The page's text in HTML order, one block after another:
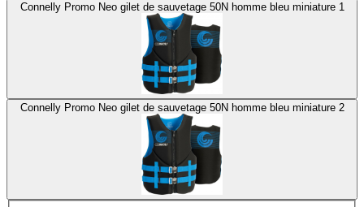
Connelly Promo Neo gilet de sauvetage 50N homme bleu miniature 1
Connelly Promo Neo gilet de sauvetage 50N homme bleu miniature 2